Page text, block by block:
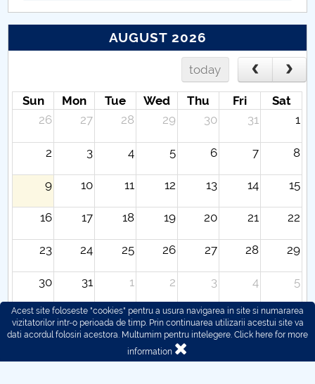
AUGUST 2026
today
Sun Mon Tue Wed Thu Fri
Sat
26
27 28 29 30 31 1
2 3 4 5 6 7 8
9 10 11 12 13 14 15
16 17 18 19 20 21 22
23 24 25 26 27 28 29
30 31 1 2 3 4 5
Acest site foloseste "cookies" pentru a usura navigarea in site si numararea
vizitatorilor intr-o perioada de timp. Prin continuarea utilizarii acestui site va
dati acordul folosiri acestora. Multumim pentru intelegere. Click here for more
information